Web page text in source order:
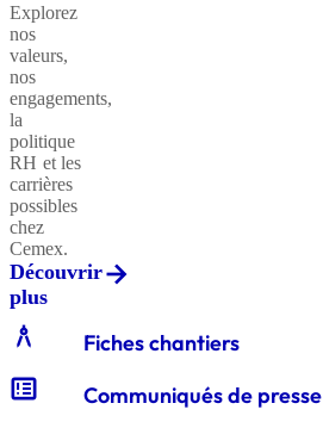
Explorez
nos
valeurs,
nos
engagements,
la
politique
RH et les
carrières
possibles
chez
Cemex.
Découvrir
plus
architecture Fiches chantiers
breaking_news Communiqués de presse